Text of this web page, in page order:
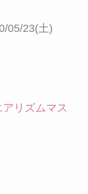
05/23(土)
リズムマス